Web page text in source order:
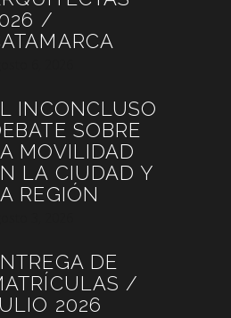
/
INCONCLUSO
SOBRE
MOVILIDAD
LA CIUDAD Y
REGIÓN
DE
/
2026